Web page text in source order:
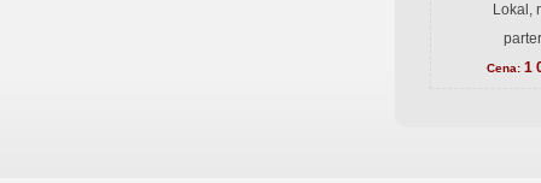
Lokal,
Cena: 1